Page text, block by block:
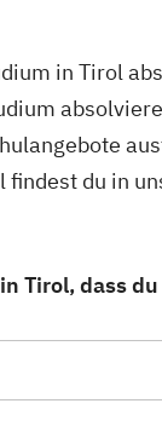
in Tirol
du in
Tirol, dass